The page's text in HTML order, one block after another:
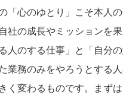
「心のゆとり」こそ本人
社の成長やミッションを
人のする仕事」と「自分
業務のみをやろうとする
く変わるものです。まず